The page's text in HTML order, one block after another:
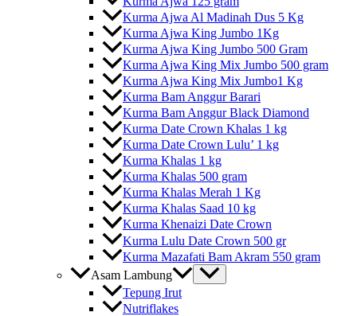
Kurma Ajwa Al Madinah Dus 5 Kg
Kurma Ajwa King Jumbo 1Kg
Kurma Ajwa King Jumbo 500 Gram
Kurma Ajwa King Mix Jumbo 500 gram
Kurma Ajwa King Mix Jumbo1 Kg
Kurma Bam Anggur Barari
Kurma Bam Anggur Black Diamond
Kurma Date Crown Khalas 1 kg
Kurma Date Crown Lulu’ 1 kg
Kurma Khalas 1 kg
Kurma Khalas 500 gram
Kurma Khalas Merah 1 Kg
Kurma Khalas Saad 10 kg
Kurma Khenaizi Date Crown
Kurma Lulu Date Crown 500 gr
Kurma Mazafati Bam Akram 550 gram
Asam Lambung
Tepung Irut
Nutriflakes